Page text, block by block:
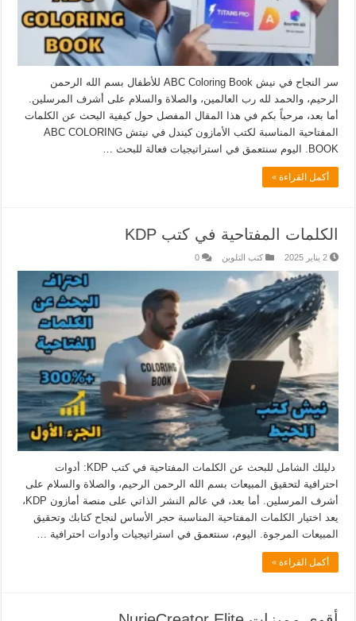
سر النجاح في نيش ABC Coloring Book للأطفال بسم الله الرحمن
الرحيم، والحمد لله رب العالمين، والصلاة والسلام على أشرف المرسلين.
أما بعد، مرحباً بكم في هذا المقال المفصل حول كيفية البحث عن الكلمات
المفتاحية المناسبة لكتب الأمازون كيندل في نيتش ABC COLORING
BOOK. اليوم سنتعمق في استراتيجيات فعالة للبحث …
أكمل القراءة »
الكلمات المفتاحية في كتب KDP
2 يناير 2025 كتب التلوين 0
دليلك الشامل للبحث عن الكلمات المفتاحية في كتب KDP: أدوات
احترافية لتحقيق المبيعات بسم الله الرحمن الرحيم، والصلاة والسلام على
أشرف المرسلين. أما بعد، في عالم النشر الذاتي على منصة أمازون KDP،
يعد اختيار الكلمات المفتاحية المناسبة حجر الأساس لنجاح كتابك وتحقيق
المبيعات المرجوة. اليوم، سنتعمق في استراتيجيات وأدوات احترافية …
أكمل القراءة »